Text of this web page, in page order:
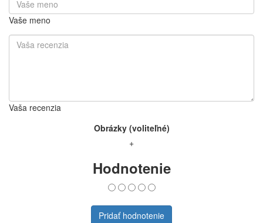
Vaše meno
Vaša recenzia
Obrázky (voliteľné)
+
Hodnotenie
Pridať hodnotenie